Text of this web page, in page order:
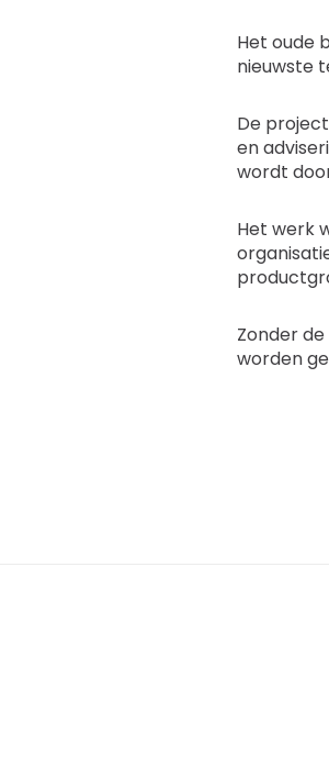
Het oude
nieuwste
De
en
wordt
Het werk
Zonder
worden